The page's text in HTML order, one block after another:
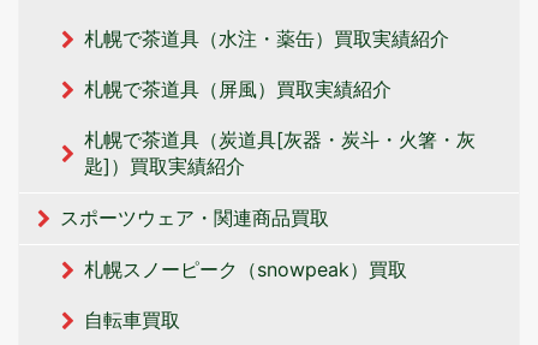
札幌で茶道具（水注・薬缶）買取実績紹介
札幌で茶道具（屏風）買取実績紹介
札幌で茶道具（炭道具[灰器・炭斗・火箸・灰
匙]）買取実績紹介
スポーツウェア・関連商品買取
札幌スノーピーク（snowpeak）買取
自転車買取